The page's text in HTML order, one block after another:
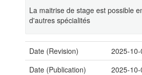
La maitrise de stage est possible
d'autres spécialités
Date (Revision)
2025-
Date (Publication)
2025-